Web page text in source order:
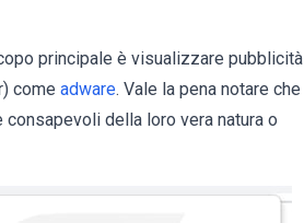
principale è visualizzare pubblicità
come adware. Vale la pena notare che
della loro vera natura o